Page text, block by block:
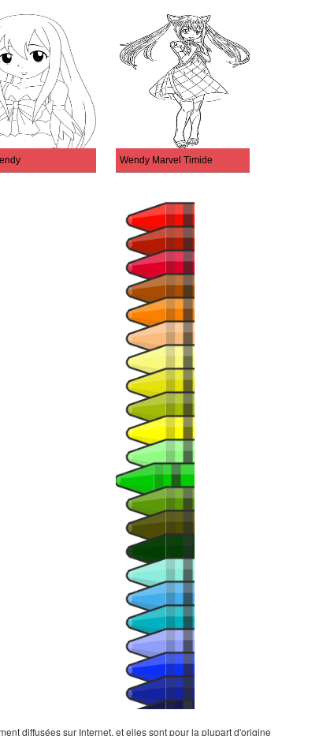
Wendy Marvel Timide
diffusées sur Internet, et elles sont pour la plupart d'origine